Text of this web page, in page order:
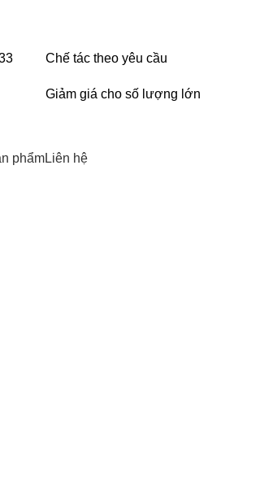
Chế tác theo yêu cầu
Giảm giá cho số lượng lớn
phẩmLiên hệ